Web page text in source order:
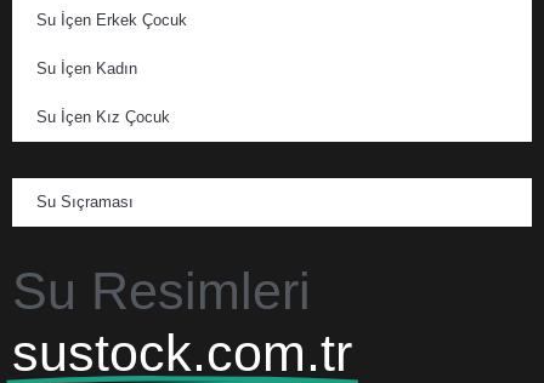
Su İçen Erkek Çocuk
Su İçen Kadın
Su İçen Kız Çocuk
Su Sıçraması
Su Resimleri
sustock.com.tr